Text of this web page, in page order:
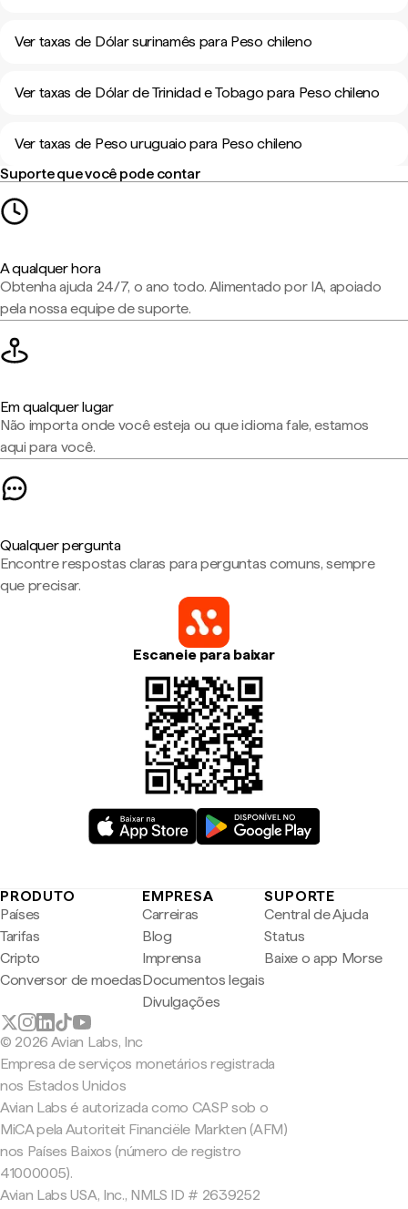
Ver taxas de Dólar surinamês para Peso chileno
Ver taxas de Dólar de Trinidad e Tobago para Peso chileno
Ver taxas de Peso uruguaio para Peso chileno
Suporte que você pode contar
A qualquer hora
Obtenha ajuda 24/7, o ano todo. Alimentado por IA, apoiado
pela nossa equipe de suporte.
Em qualquer lugar
Não importa onde você esteja ou que idioma fale, estamos
aqui para você.
Qualquer pergunta
Encontre respostas claras para perguntas comuns, sempre
que precisar.
Escaneie para baixar
PRODUTO
Países
Tarifas
Cripto
Conversor de moedas
EMPRESA
Carreiras
Blog
Imprensa
Documentos legais
Divulgações
SUPORTE
Central de Ajuda
Status
Baixe o app Morse
© 2026 Avian Labs, Inc
Empresa de serviços monetários registrada
nos Estados Unidos
Avian Labs é autorizada como CASP sob o
MiCA pela Autoriteit Financiële Markten (AFM)
nos Países Baixos (número de registro
41000005).
Avian Labs USA, Inc., NMLS ID # 2639252